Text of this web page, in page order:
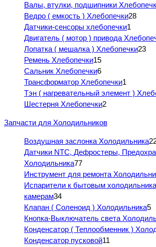
Валы, втулки, подшипники
Ведро ( емкость ) Хлебопечки28
Датчики-сенсоры хлебопечки1
Двигатель ( мотор ) привода
Лопатка ( мешалка ) Хлебопечки23
Ремень Хлебопечки15
Сальник Хлебопечки6
Трансформатор Хлебопечки1
Тэн ( нагревательный элемент )
Шестерня Хлебопечки2
Запчасти для Холодильников
Воздушная заслонка Холодильника
Датчики NTC, Дефростеры,
Холодильника77
Инструмент для ремонта
Испарители к бытовым
камерам34
Клапан ( Соленоид ) Холодильника5
Кнопка-Выключатель света
Конденсатор ( Теплообменник )
Конденсатор пусковой11